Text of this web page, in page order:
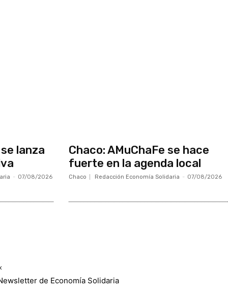
lanza
- 07/08/2026
Chaco: AMuChaFe se hace
fuerte en la agenda local
Chaco Redacción Economía Solidaria - 07/08/2026
de Economía Solidaria